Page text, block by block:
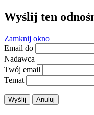
Wyślij ten
Zamknij okno
Email do
Nadawca
Twój email
Temat
Wyślij Anuluj